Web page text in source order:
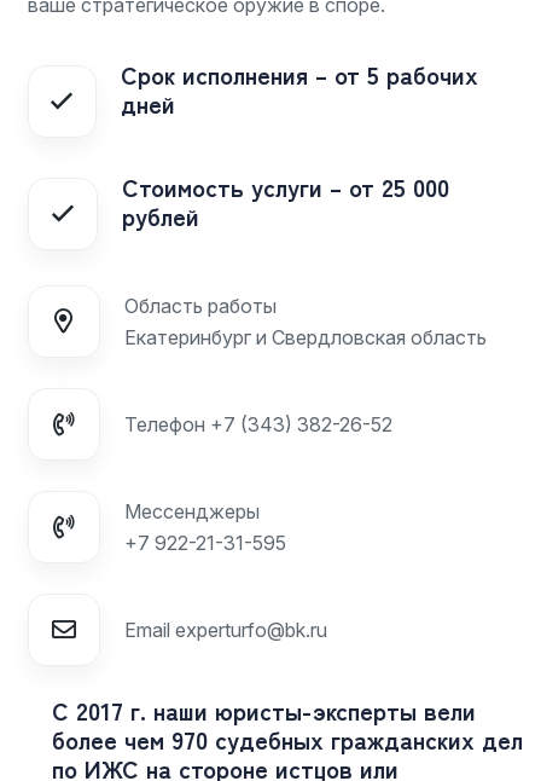
Срок исполнения – от 5 рабочих
дней
Стоимость услуги – от 25 000
рублей
Область работы
Екатеринбург и Свердловская область
Телефон +7 (343) 382-26-52
Мессенджеры
+7 922-21-31-595
Email experturfo@bk.ru
С 2017 г. наши юристы-эксперты вели
более чем 970 судебных гражданских дел
по ИЖС на стороне истцов или